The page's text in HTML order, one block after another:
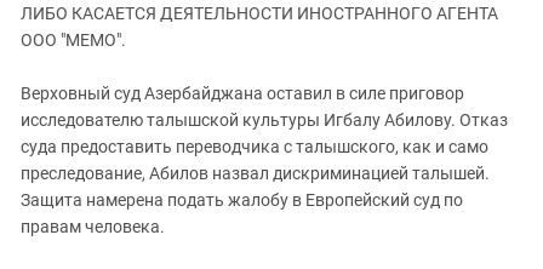
Ростовская область
СКФО
Ставропольский край
Южная Осетия
ЛИБО КАСАЕТСЯ ДЕЯТЕЛЬНОСТИ ИНОСТРАННОГО АГЕНТА
ООО "МЕМО".
Верховный суд Азербайджана оставил в силе приговор
исследователю талышской культуры Игбалу Абилову. Отказ
суда предоставить переводчика с талышского, как и само
преследование, Абилов назвал дискриминацией талышей.
Защита намерена подать жалобу в Европейский суд по
правам человека.